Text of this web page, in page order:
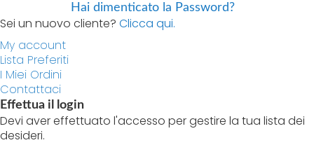
Hai dimenticato la Password?
Sei un nuovo cliente? Clicca qui.
My account
Lista Preferiti
I Miei Ordini
Contattaci
Effettua il login
Devi aver effettuato l'accesso per gestire la tua lista dei
desideri.